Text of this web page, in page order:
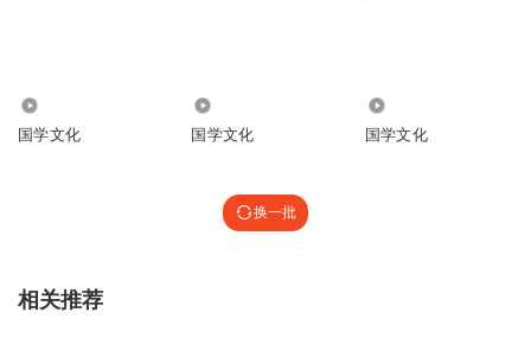
国学文化 国学文化 国学文化
换一批
相关推荐